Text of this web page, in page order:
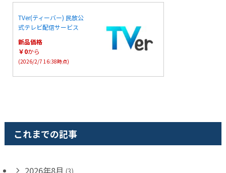
TVer(ティーバー) 民放公
式テレビ配信サービス
新品価格
￥0から
(2026/2/7 16:38時点)
これまでの記事
2026年8月 (3)